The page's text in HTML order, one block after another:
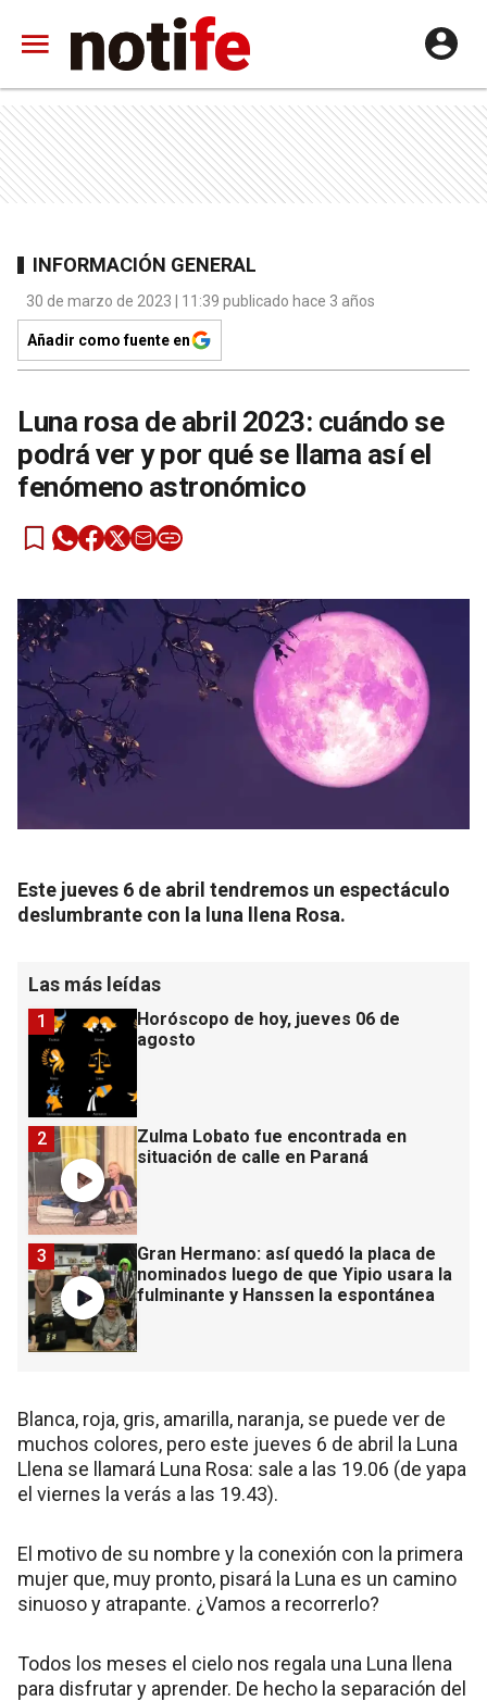
INFORMACIÓN GENERAL
30 de marzo de 2023 | 11:39 publicado hace 3 años
Añadir como fuente en
Luna rosa de abril 2023: cuándo se
podrá ver y por qué se llama así el
fenómeno astronómico
Este jueves 6 de abril tendremos un espectáculo
deslumbrante con la luna llena Rosa.
Las más leídas
Horóscopo de hoy, jueves 06 de
agosto
1
Zulma Lobato fue encontrada en
situación de calle en Paraná
2
Gran Hermano: así quedó la placa de
nominados luego de que Yipio usara la
fulminante y Hanssen la espontánea
3
Blanca, roja, gris, amarilla, naranja, se puede ver de
muchos colores, pero este jueves 6 de abril la Luna
Llena se llamará Luna Rosa: sale a las 19.06 (de yapa
el viernes la verás a las 19.43).
El motivo de su nombre y la conexión con la primera
mujer que, muy pronto, pisará la Luna es un camino
sinuoso y atrapante. ¿Vamos a recorrerlo?
Todos los meses el cielo nos regala una Luna llena
para disfrutar y aprender. De hecho la separación del